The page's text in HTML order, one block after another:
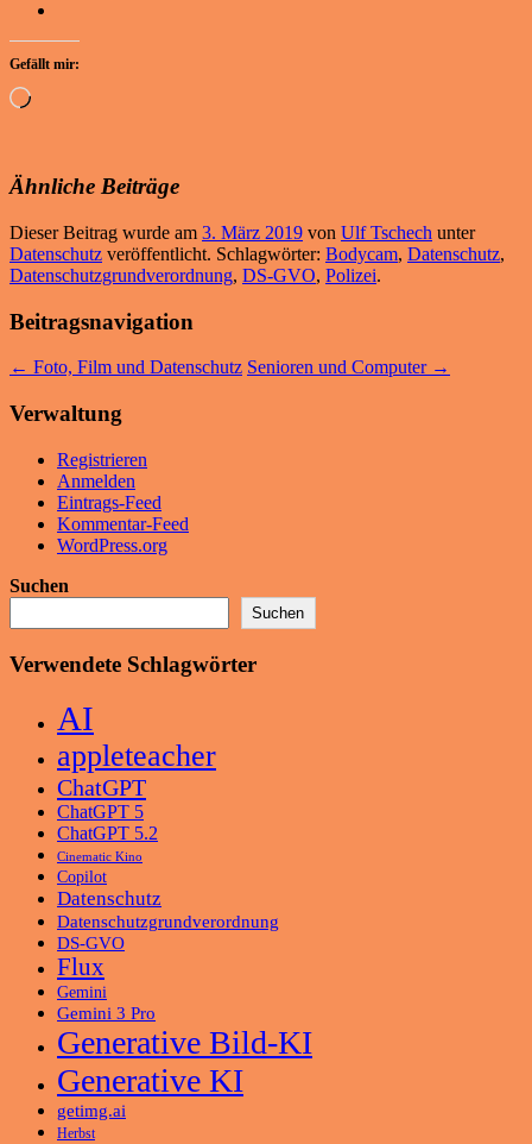
Gefällt mir:
Wird
Ähnliche Beiträge
Dieser Beitrag wurde am 3. März 2019 von Ulf Tschech unter
Datenschutz veröffentlicht. Schlagwörter: Bodycam, Datenschutz,
Datenschutzgrundverordnung, DS-GVO, Polizei.
Beitragsnavigation
← Foto, Film und Datenschutz Senioren und Computer →
Verwaltung
Registrieren
Anmelden
Eintrags-Feed
Kommentar-Feed
WordPress.org
Suchen
Suchen
Verwendete Schlagwörter
AI
appleteacher
ChatGPT
ChatGPT 5
ChatGPT 5.2
Cinematic Kino
Copilot
Datenschutz
Datenschutzgrundverordnung
DS-GVO
Flux
Gemini
Gemini 3 Pro
Generative Bild-KI
Generative KI
getimg.ai
Herbst